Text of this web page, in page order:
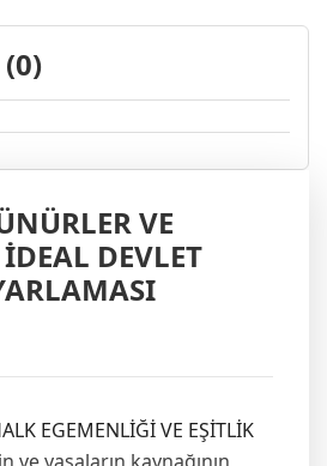
0)
VE
DEVLET
EGEMENLİĞİ VE EŞİTLİK